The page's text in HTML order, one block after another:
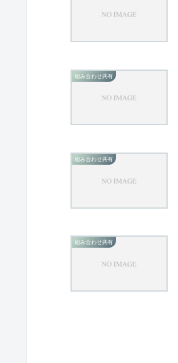
組み合わせ共有
組み合わせ共有
組み合わせ共有